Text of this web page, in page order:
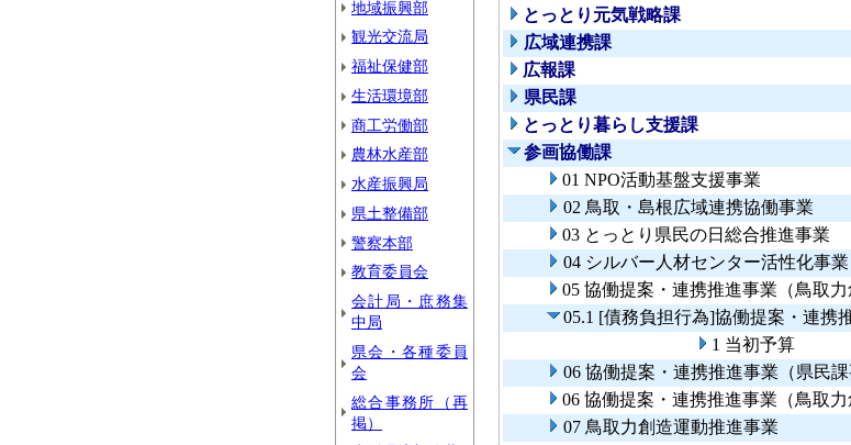
地域振興部
観光交流局
福祉保健部
生活環境部
商工労働部
農林水産部
水産振興局
県土整備部
警察本部
教育委員会
会計局・庶務集
中局
県会・各種委員
会
総合事務所（再
掲）
とっとり元気戦略課
広域連携課
広報課
県民課
とっとり暮らし支援課
参画協働課
01 NPO活動基盤支援事業
02 鳥取・島根広域連携協働事業
03 とっとり県民の日総合推進事業
04 シルバー人材センター活性化事業
05 協働提案・連携推進事業（鳥取力
05.1 [債務負担行為]協働提案・連携
1 当初予算
06 協働提案・連携推進事業（県民課
06 協働提案・連携推進事業（鳥取力
07 鳥取力創造運動推進事業